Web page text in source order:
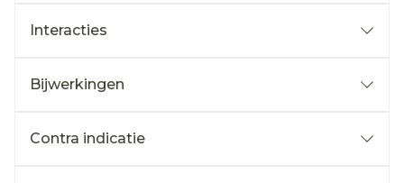
Interacties
Bijwerkingen
Contra indicatie